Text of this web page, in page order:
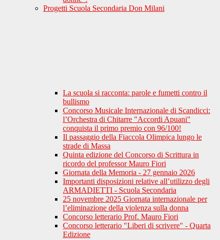
Progetti Scuola Secondaria Don Milani
La scuola si racconta: parole e fumetti contro il
bullismo
Concorso Musicale Internazionale di Scandicci:
l’Orchestra di Chitarre "Accordi Apuani"
conquista il primo premio con 96/100!
Il passaggio della Fiaccola Olimpica lungo le
strade di Massa
Quinta edizione del Concorso di Scrittura in
ricordo del professor Mauro Fiori
Giornata della Memoria - 27 gennaio 2026
Importanti disposizioni relative all’utilizzo degli
ARMADIETTI - Scuola Secondaria
25 novembre 2025 Giornata internazionale per
l’eliminazione della violenza sulla donna
Concorso letterario Prof. Mauro Fiori
Concorso letterario "Liberi di scrivere" - Quarta
Edizione